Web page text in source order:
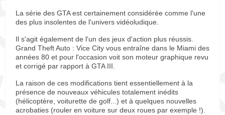
La série des GTA est certainement considérée comme l'une
des plus insolentes de l'univers vidéoludique.
Il s'agit également de l'un des jeux d'action plus réussis.
Grand Theft Auto : Vice City vous entraîne dans le Miami des
années 80 et pour l'occasion voit son moteur graphique revu
et corrigé par rapport à GTA III.
La raison de ces modifications tient essentiellement à la
présence de nouveaux véhicules totalement inédits
(hélicoptère, voiturette de golf...) et à quelques nouvelles
acrobaties (rouler en voiture sur deux roues par exemple !).